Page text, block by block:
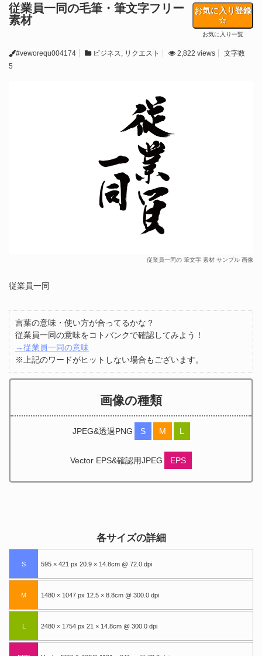
従業員一同の毛筆・筆文字フリー
素材
お気に入り登録
お気に入り一覧
#veworequ004174 ビジネス, リクエスト 2,822 views
文字数
5
従業員一同の 筆文字 素材 サンプル 画像
従業員一同
言葉の意味・使い方が合ってるかな？
従業員一同の意味をコトバンクで確認してみよう！
→従業員一同の意味
※上記のワードがヒットしない場合もございます。
画像の種類
JPEG&透過PNG S M L
Vector EPS&確認用JPEG EPS
各サイズの詳細
S 595 × 421 px 20.9 × 14.8cm @ 72.0 dpi
M 1480 × 1047 px 12.5 × 8.8cm @ 300.0 dpi
L 2480 × 1754 px 21 × 14.8cm @ 300.0 dpi